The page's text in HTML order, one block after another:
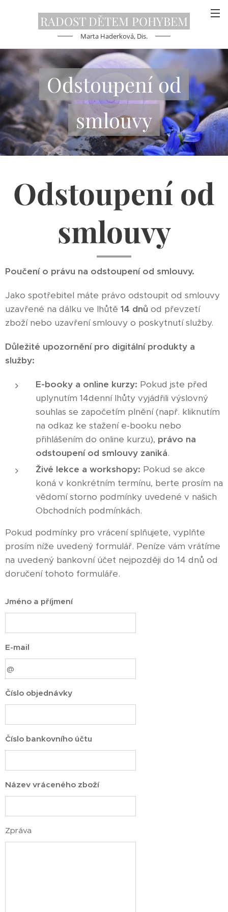
RADOST DĚTEM POHYBEM
Marta Haderková, Dis.
Odstoupení od
smlouvy
Odstoupení od
smlouvy
Poučení o právu na odstoupení od smlouvy.
Jako spotřebitel máte právo odstoupit od smlouvy
uzavřené na dálku ve lhůtě 14 dnů od převzetí
zboží nebo uzavření smlouvy o poskytnutí služby.
Důležité upozornění pro digitální produkty a
služby:
E-booky a online kurzy: Pokud jste před
uplynutím 14denní lhůty vyjádřili výslovný
souhlas se započetím plnění (např. kliknutím
na odkaz ke stažení e-booku nebo
přihlášením do online kurzu), právo na
odstoupení od smlouvy zaniká.
Živé lekce a workshopy: Pokud se akce
koná v konkrétním termínu, berte prosím na
vědomí storno podmínky uvedené v našich
Obchodních podmínkách.
Pokud podmínky pro vrácení splňujete, vyplňte
prosím níže uvedený formulář. Peníze vám vrátíme
na uvedený bankovní účet nejpozději do 14 dnů od
doručení tohoto formuláře.
Jméno a příjmení
E-mail
Číslo objednávky
Číslo bankovního účtu
Název vráceného zboží
Zpráva